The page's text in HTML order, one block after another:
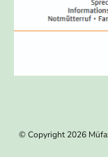
© Copyright 2026